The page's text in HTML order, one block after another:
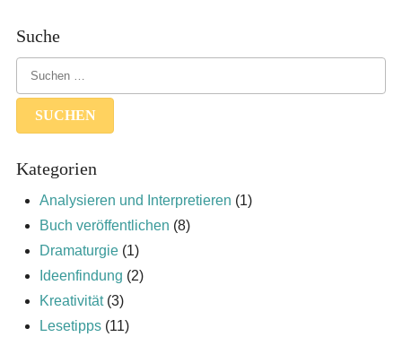
Suche
Kategorien
Analysieren und Interpretieren (1)
Buch veröffentlichen (8)
Dramaturgie(1)
Ideenfindung (2)
Kreativität(3)
Lesetipps(11)